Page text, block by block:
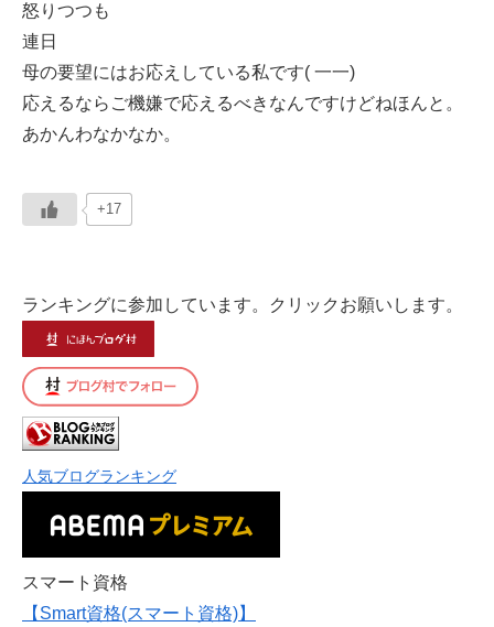
怒りつつも
連日
母の要望にはお応えしている私です( 一一)
応えるならご機嫌で応えるべきなんですけどねほんと。
あかんわなかなか。
+17
ランキングに参加しています。クリックお願いします。
人気ブログランキング
スマート資格
【Smart資格(スマート資格)】